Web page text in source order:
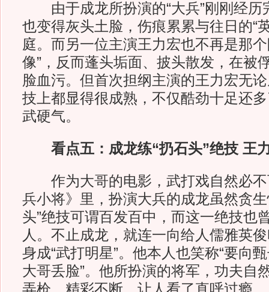
由于成龙所扮演的“大兵”刚刚经历
也变得灰头土脸，伤痕累累与往日的“
庭。而另一位主演王力宏也不再是那
像”，反而蓬头垢面、披头散发，在被
脸血污。但首次担纲主演的王力宏无
技上都显得很成熟，不仅酷劲十足还
武硬气。
看点五：成龙练“扔石头”绝技 王
作为大哥的电影，武打戏自然必不
兵小将》里，扮演大兵的成龙虽然贪
头”绝技可谓百发百中，而这一绝技也
人。不止成龙，就连一向给人儒雅英
身成“武打明星”。他本人也笑称“要向
大哥丢脸”。他所扮演的将军，功夫自